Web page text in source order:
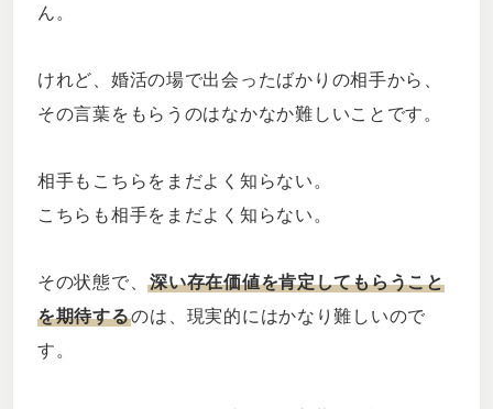
ん。
けれど、婚活の場で出会ったばかりの相手から、
その言葉をもらうのはなかなか難しいことです。
相手もこちらをまだよく知らない。
こちらも相手をまだよく知らない。
その状態で、深い存在価値を肯定してもらうこと
を期待するのは、現実的にはかなり難しいので
す。